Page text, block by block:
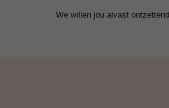
We willen jou alvast